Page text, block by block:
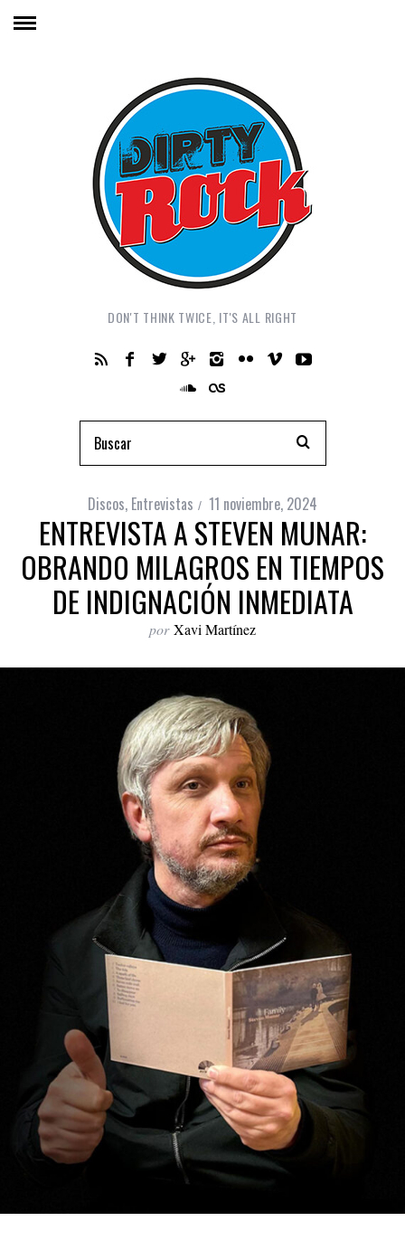
DON'T THINK TWICE, IT'S ALL RIGHT
Discos, Entrevistas 11 noviembre, 2024
ENTREVISTA A STEVEN MUNAR:
OBRANDO MILAGROS EN TIEMPOS
DE INDIGNACIÓN INMEDIATA
por Xavi Martínez